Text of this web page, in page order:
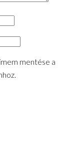
mentése a